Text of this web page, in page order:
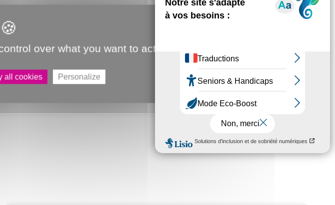
SÛRE ET NATURE
absorbant l’eau, plantations...). Mais pas n’importe comment : «
au secteur Nord. C’est pourquoi les blocs béton qui longent le nord de
créer un accotement fait de roche et de plantes, plus à l’écoute des
qui n'empêchent pas de faire le tour du parc : il suffit de les contourner
over what you want to activate
all cookies Personalize